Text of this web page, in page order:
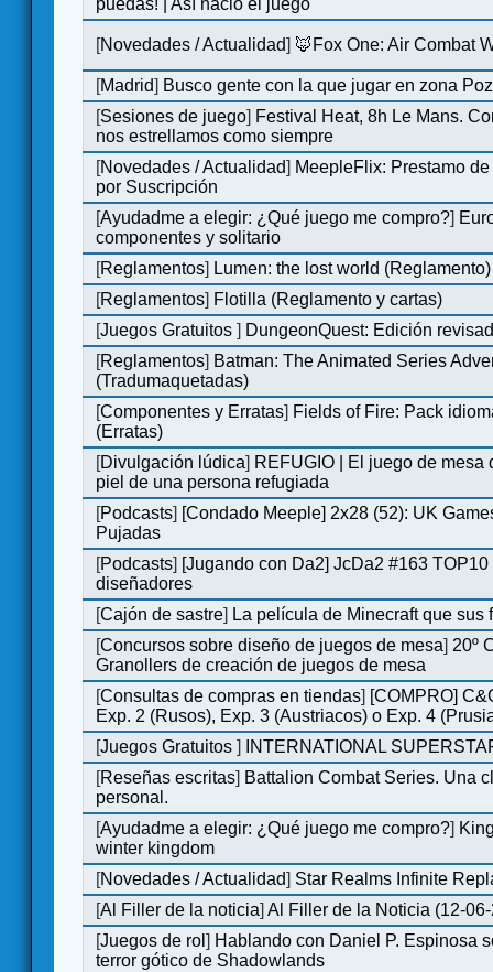
puedas! | Así nació el juego
[Novedades / Actualidad] 🦊Fox One: Air Combat
[Madrid] Busco gente con la que jugar en zona
[Sesiones de juego] Festival Heat, 8h Le Mans.
nos estrellamos como siempre
[Novedades / Actualidad] MeepleFlix: Prestamo
por Suscripción
[Ayudadme a elegir: ¿Qué juego me compro?]
componentes y solitario
[Reglamentos] Lumen: the lost world (Reglamento)
[Reglamentos] Flotilla (Reglamento y cartas)
[Juegos Gratuitos] DungeonQuest: Edición
[Reglamentos] Batman: The Animated Series
(Tradumaquetadas)
[Componentes y Erratas] Fields of Fire: Pack
(Erratas)
[Divulgación lúdica] REFUGIO | El juego de mesa
piel de una persona refugiada
[Podcasts] [Condado Meeple] 2x28 (52): UK
Pujadas
[Podcasts] [Jugando con Da2] JcDa2 #163
diseñadores
[Cajón de sastre] La película de Minecraft que sus
[Concursos sobre diseño de juegos de mesa] 20º
Granollers de creación de juegos de mesa
[Consultas de compras en tiendas] [COMPRO]
Exp. 2 (Rusos), Exp. 3 (Austriacos) o Exp. 4
[Juegos Gratuitos]
INTERNATIONAL
[Reseñas escritas] Battalion Combat Series. Una
personal.
[Ayudadme a elegir: ¿Qué juego me compro?]
winter kingdom
[Novedades / Actualidad] Star Realms Infinite
[Al Filler de la noticia]Al Filler de la Noticia (12-
[Juegos de rol] Hablando con Daniel P. Espinosa
terror gótico de Shadowlands